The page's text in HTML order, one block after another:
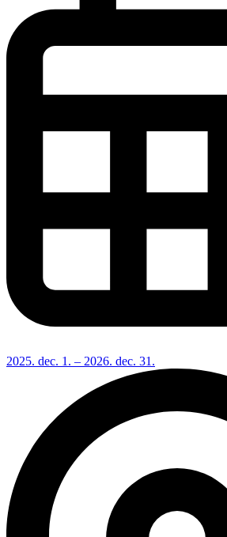
2025. dec. 1. – 2026. dec. 31.